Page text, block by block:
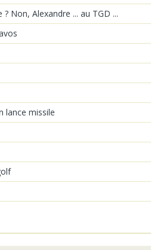
Non, Alexandre ... au TGD ...
lance missile